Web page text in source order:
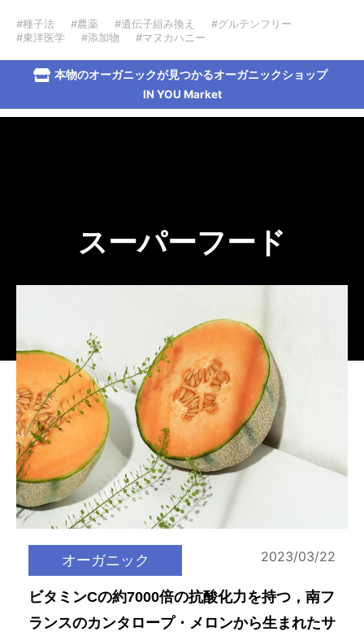
#種子法 #農薬 #遺伝子組み換え
#グルテンフリー
#東洋医学
#添加物 #マヌカハニー
本物のオーガニックが見つかるオーガニックショップ
IN YOU Market
スーパーフード
オーガニック 2023/03/22
ビタミンCの約7000倍の抗酸化力を持つ，南フ
ランスのカンタロープ・メロンから生まれたサ